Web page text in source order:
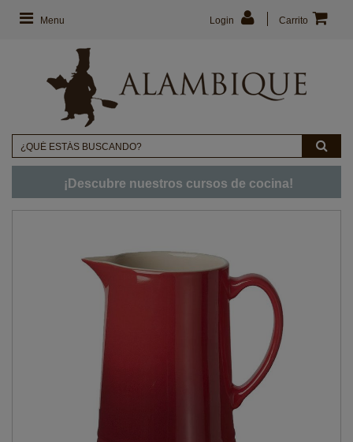
Menu Carrito
Login
¡Descubre nuestros cursos de cocina!